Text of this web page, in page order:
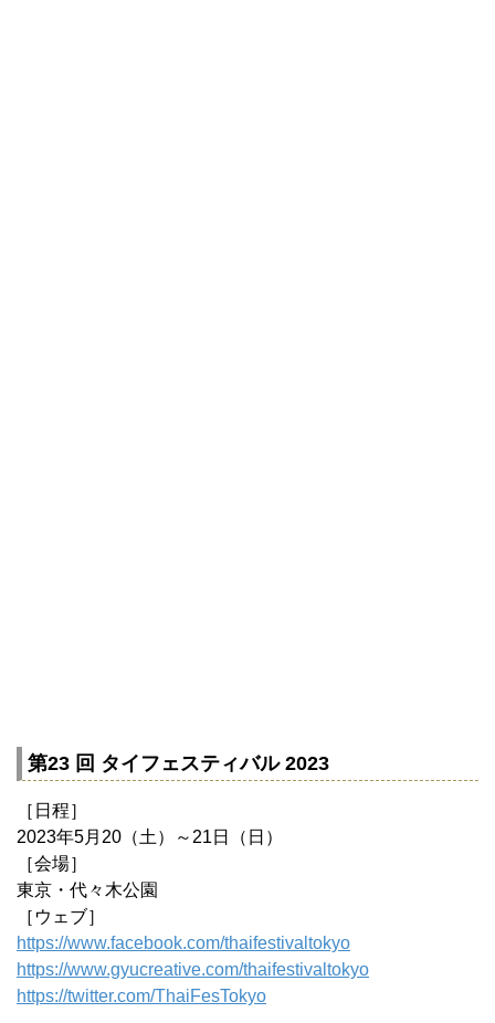
第23 回 タイフェスティバル 2023
［日程］
2023年5月20（土）～21日（日）
［会場］
東京・代々木公園
［ウェブ］
https://www.facebook.com/thaifestivaltokyo
https://www.gyucreative.com/thaifestivaltokyo
https://twitter.com/ThaiFesTokyo